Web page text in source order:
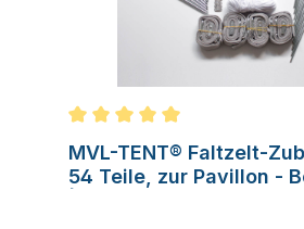
Durchschnittliche
MVL-TENT® Faltzelt-
54 Teile, zur Pavillon -